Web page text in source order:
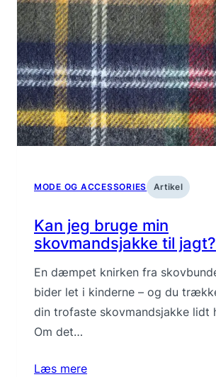
MODE OG ACCESSORIES Artikel
Kan jeg bruge min
skovmandsjakke til jagt?
En dæmpet knirken fra
bider let i kinderne – og du
din trofaste skovmandsjakke lidt
Om det…
Læs mere